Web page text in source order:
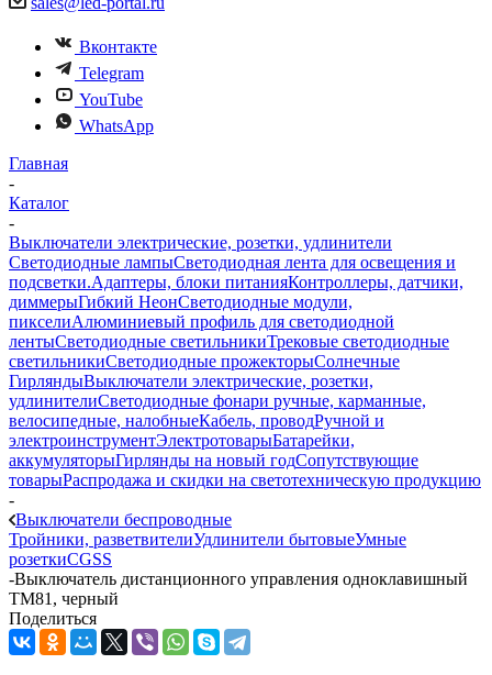
Вконтакте
Telegram
YouTube
WhatsApp
Главная
-
Каталог
-
Выключатели электрические, розетки, удлинители
Светодиодные лампыСветодиодная лента для освещения и
подсветки.Адаптеры, блоки питанияКонтроллеры, датчики,
диммерыГибкий НеонСветодиодные модули,
пикселиАлюминиевый профиль для светодиодной
лентыСветодиодные светильникиТрековые светодиодные
светильникиСветодиодные прожекторыСолнечные
ГирляндыВыключатели электрические, розетки,
удлинителиСветодиодные фонари ручные, карманные,
велосипедные, налобныеКабель, проводРучной и
электроинструментЭлектротоварыБатарейки,
аккумуляторыГирлянды на новый годСопутствующие
товарыРаспродажа и скидки на светотехническую продукцию
-
Выключатели беспроводные
Тройники, разветвителиУдлинители бытовыеУмные
розеткиCGSS
-Выключатель дистанционного управления одноклавишный
TM81, черный
Поделиться